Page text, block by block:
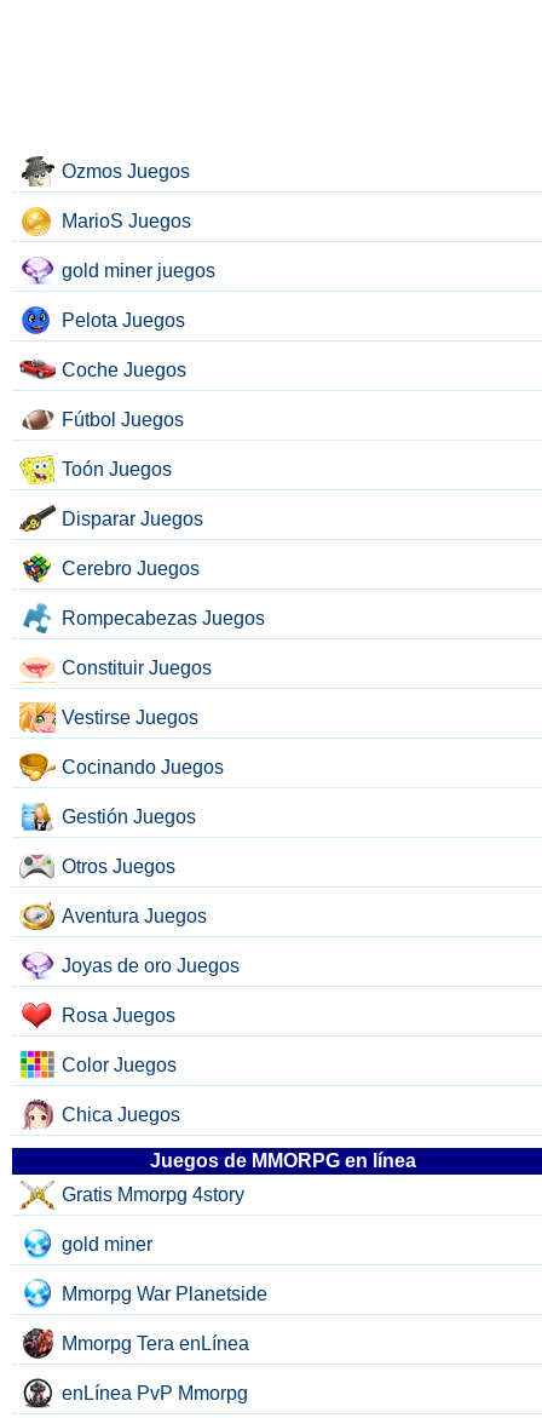
Ozmos Juegos
MarioS Juegos
gold miner juegos
Pelota Juegos
Coche Juegos
Fútbol Juegos
Toón Juegos
Disparar Juegos
Cerebro Juegos
Rompecabezas Juegos
Constituir Juegos
Vestirse Juegos
Cocinando Juegos
Gestión Juegos
Otros Juegos
Aventura Juegos
Joyas de oro Juegos
Rosa Juegos
Color Juegos
Chica Juegos
Juegos de MMORPG en línea
Gratis Mmorpg 4story
gold miner
Mmorpg War Planetside
Mmorpg Tera enLínea
enLínea PvP Mmorpg